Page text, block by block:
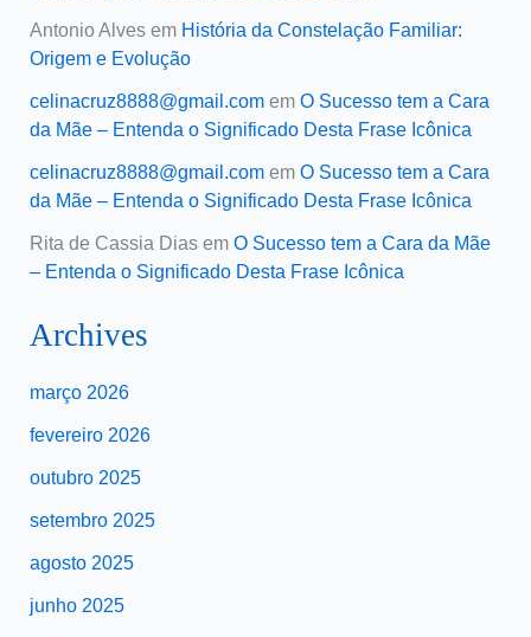
Antonio Alvesem História da Constelação Familiar:
Origem e Evolução
celinacruz8888@gmail.comem O Sucesso tem a Cara
da Mãe – Entenda o Significado Desta Frase Icônica
celinacruz8888@gmail.comem O Sucesso tem a Cara
da Mãe – Entenda o Significado Desta Frase Icônica
Rita de Cassia Diasem O Sucesso tem a Cara da Mãe
– Entenda o Significado Desta Frase Icônica
Archives
março 2026
fevereiro 2026
outubro 2025
setembro 2025
agosto 2025
junho 2025